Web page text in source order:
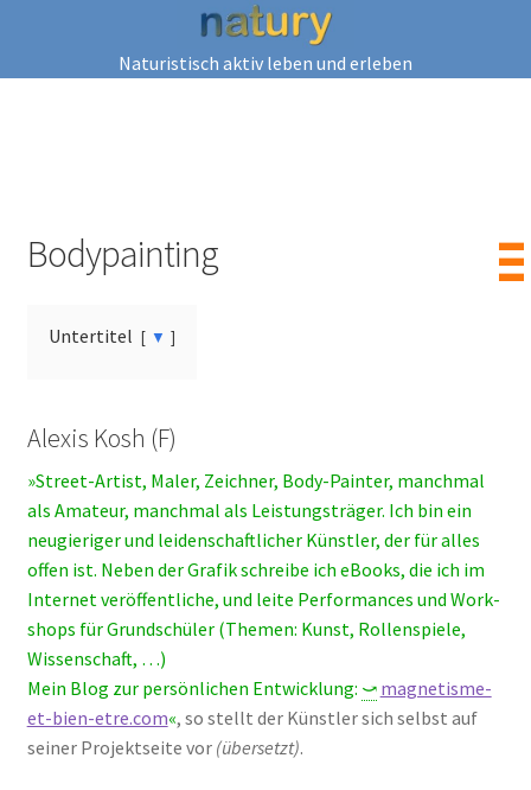
Naturistisch aktiv leben und erleben
Bodypainting
Unter­ti­tel ▼
Alexis Kosh (F)
»Street-Artist, Maler, Zeich­ner, Body-Pain­ter, manch­mal
als Ama­teur, manch­mal als Leis­tungs­trä­ger. Ich bin ein
neu­gie­ri­ger und lei­den­schaft­li­cher Künst­ler, der für alles
offen ist. Neben der Gra­fik schrei­be ich eBooks, die ich im
Inter­net ver­öf­fent­li­che, und lei­te Per­for­man­ces und Work­
shops für Grund­schü­ler (The­men: Kunst, Rol­len­spie­le,
Wis­sen­schaft, …)
Mein Blog zur per­sön­li­chen Ent­wick­lung: ⤻ magnetisme-
et-bien-etre.com«, so stellt der Künst­ler sich selbst auf
sei­ner Pro­jekt­sei­te vor (über­setzt).
▌▌▌